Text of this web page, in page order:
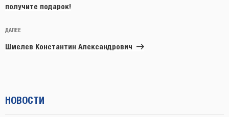
получите подарок!
Следующая
запись
ДАЛЕЕ
Шмелев Константин Александрович
НОВОСТИ